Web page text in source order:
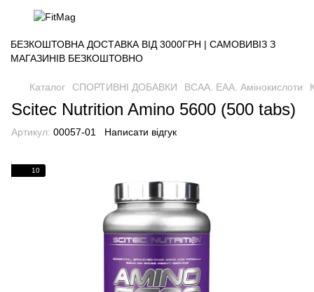
БЕЗКОШТОВНА ДОСТАВКА ВІД 3000ГРН | САМОВИВІЗ З
МАГАЗИНІВ БЕЗКОШТОВНО
Каталог СПОРТИВНІ ДОБАВКИ BCAA. EAA. Амінокислоти
Scitec Nutrition Amino 5600 (500 tabs)
Артикул: 00057-01 Написати відгук
10